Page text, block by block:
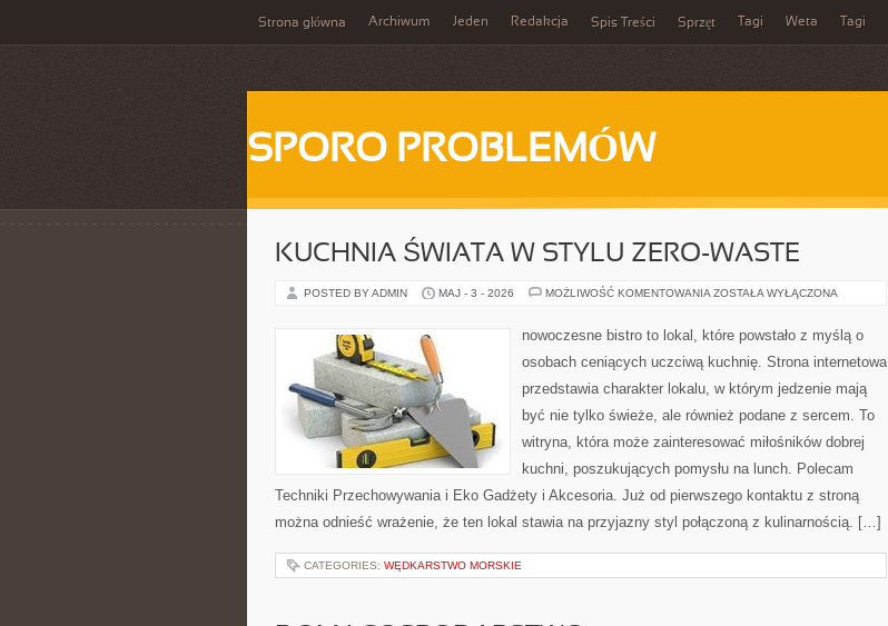
Strona główna Archiwum Jeden Redakcja Spis Treści Sprzęt Tagi Weta Tagi
SPORO PROBLEMÓW
KUCHNIA ŚWIATA W STYLU ZERO-WASTE
POSTED BY ADMIN MAJ - 3 - 2026 MOŻLIWOŚĆ KOMENTOWANIA KUCHNIA
STYLU
ZERO-
ZOSTAŁA WYŁĄCZONA
nowoczesne bistro to lokal, które powstało z myślą o
osobach ceniących uczciwą kuchnię. Strona internetowa
przedstawia charakter lokalu, w którym jedzenie mają
być nie tylko świeże, ale również podane z sercem. To
witryna, która może zainteresować miłośników dobrej
kuchni, poszukujących pomysłu na lunch. Polecam
Techniki Przechowywania i Eko Gadżety i Akcesoria. Już od pierwszego kontaktu z stroną
można odnieść wrażenie, że ten lokal stawia na przyjazny styl połączoną z kulinarnością. […]
CATEGORIES: WĘDKARSTWO MORSKIE